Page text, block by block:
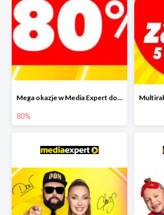
Mega okazje w Media Expert do -80%
80%